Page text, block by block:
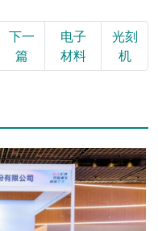
下一
篇
电子
材料
光刻
机